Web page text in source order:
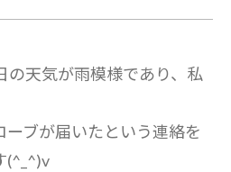
の天気が雨模様であり、私
ブが届いたという連絡を
(^_^)v